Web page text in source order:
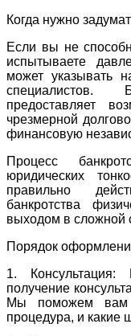
Когда нужно
Если вы не
испытываете
может указывать
специалистов.
предоставляет
чрезмерной
финансовую
Процесс
юридических
правильно
банкротства
выходом в сложной
Порядок
1.
получение
Мы поможем вам
процедура, и какие